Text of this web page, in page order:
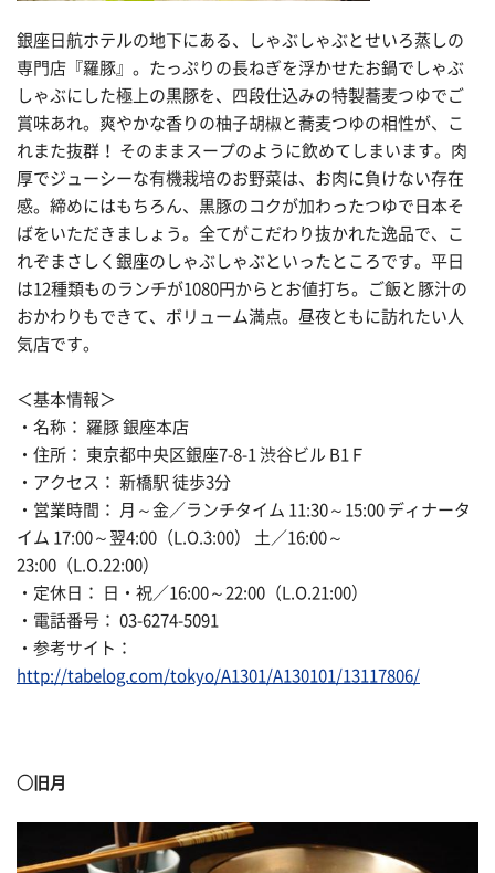
銀座日航ホテルの地下にある、しゃぶしゃぶとせいろ蒸しの
専門店『羅豚』。たっぷりの長ねぎを浮かせたお鍋でしゃぶ
しゃぶにした極上の黒豚を、四段仕込みの特製蕎麦つゆでご
賞味あれ。爽やかな香りの柚子胡椒と蕎麦つゆの相性が、こ
れまた抜群！ そのままスープのように飲めてしまいます。肉
厚でジューシーな有機栽培のお野菜は、お肉に負けない存在
感。締めにはもちろん、黒豚のコクが加わったつゆで日本そ
ばをいただきましょう。全てがこだわり抜かれた逸品で、こ
れぞまさしく銀座のしゃぶしゃぶといったところです。平日
は12種類ものランチが1080円からとお値打ち。ご飯と豚汁の
おかわりもできて、ボリューム満点。昼夜ともに訪れたい人
気店です。
＜基本情報＞
・名称： 羅豚 銀座本店
・住所： 東京都中央区銀座7-8-1 渋谷ビル B1Ｆ
・アクセス： 新橋駅 徒歩3分
・営業時間： 月～金／ランチタイム 11:30～15:00 ディナータ
イム 17:00～翌4:00（L.O.3:00） 土／16:00～
23:00（L.O.22:00）
・定休日： 日・祝／16:00～22:00（L.O.21:00）
・電話番号： 03-6274-5091
・参考サイト：
http://tabelog.com/tokyo/A1301/A130101/13117806/
○旧月